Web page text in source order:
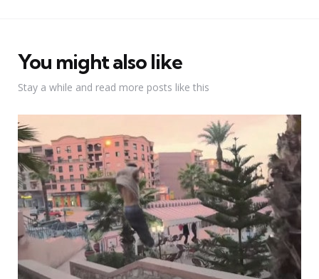
You might also like
Stay a while and read more posts like this